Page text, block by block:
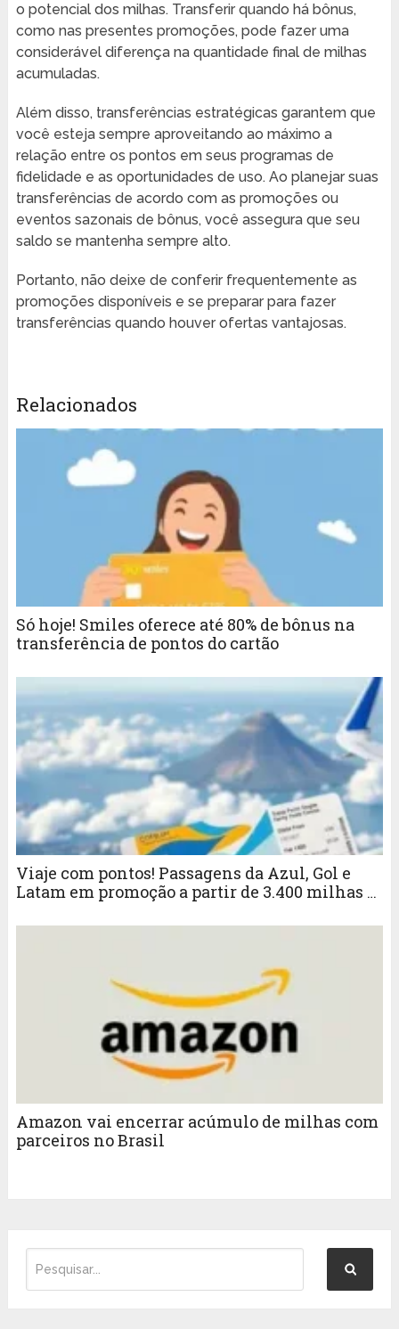
o potencial dos milhas. Transferir quando há bônus,
como nas presentes promoções, pode fazer uma
considerável diferença na quantidade final de milhas
acumuladas.
Além disso, transferências estratégicas garantem que
você esteja sempre aproveitando ao máximo a
relação entre os pontos em seus programas de
fidelidade e as oportunidades de uso. Ao planejar suas
transferências de acordo com as promoções ou
eventos sazonais de bônus, você assegura que seu
saldo se mantenha sempre alto.
Portanto, não deixe de conferir frequentemente as
promoções disponíveis e se preparar para fazer
transferências quando houver ofertas vantajosas.
Relacionados
Só hoje! Smiles oferece até 80% de bônus na
transferência de pontos do cartão
Viaje com pontos! Passagens da Azul, Gol e
Latam em promoção a partir de 3.400 milhas o
Amazon vai encerrar acúmulo de milhas com
parceiros no Brasil